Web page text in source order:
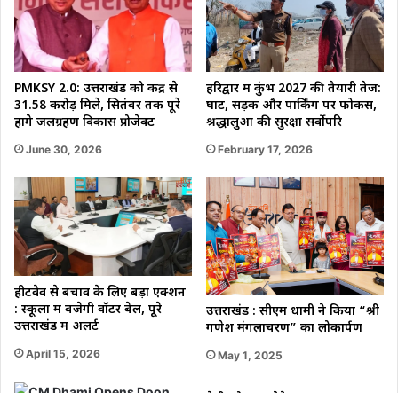
PMKSY 2.0: उत्तराखंड को केंद्र से
31.58 करोड़ मिले, सितंबर तक पूरे
होंगे जलग्रहण विकास प्रोजेक्ट
June 30, 2026
हरिद्वार में कुंभ 2027 की तैयारी तेज:
घाट, सड़क और पार्किंग पर फोकस,
श्रद्धालुओं की सुरक्षा सर्वोपरि
February 17, 2026
हीटवेव से बचाव के लिए बड़ा एक्शन
: स्कूलों में बजेगी वॉटर बेल, पूरे
उत्तराखंड में अलर्ट
April 15, 2026
उत्तराखंड : सीएम धामी ने किया “श्री
गणेश मंगलाचरण” का लोकार्पण
May 1, 2025